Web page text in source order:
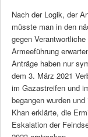
Nach der Logik, der
müsste man in den
gegen
Armeeführung
Anträge haben nur
dem 3. März 2021
im Gazastreifen und
begangen wurden
Khan erklärte, die
Eskalation der